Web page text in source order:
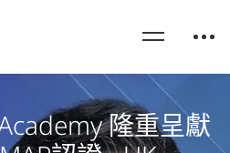
隆重呈獻